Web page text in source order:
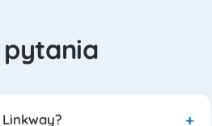
pytania